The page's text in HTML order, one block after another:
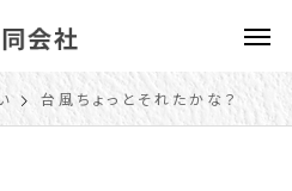
台風ちょっとそれたかな？